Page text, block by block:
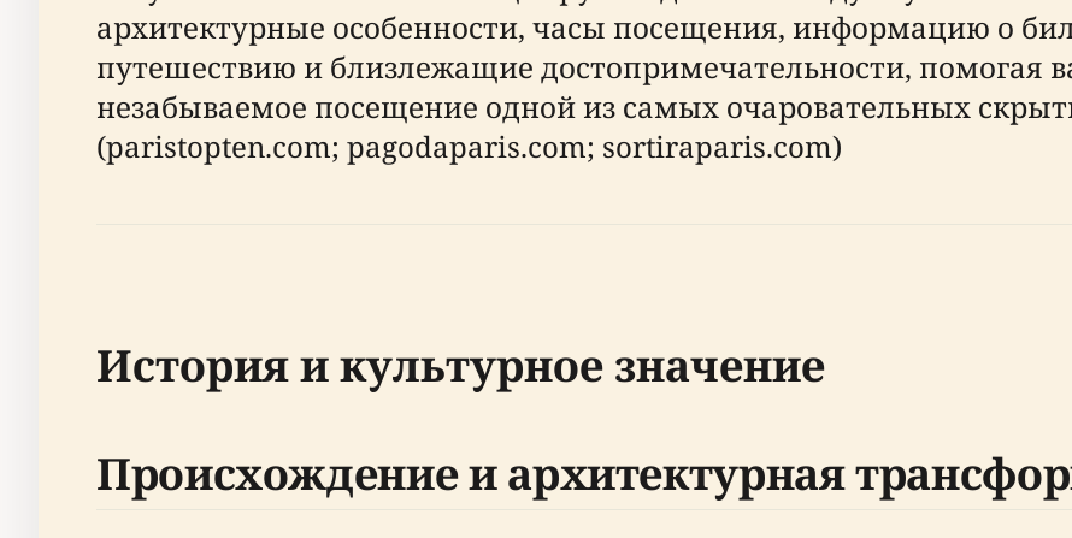
архитектурные особенности, часы посещения, информацию о
путешествию и близлежащие достопримечательности, помогая
незабываемое посещение одной из самых очаровательных
(paristopten.com; pagodaparis.com; sortiraparis.com)
История и культурное значение
Происхождение и архитектурная